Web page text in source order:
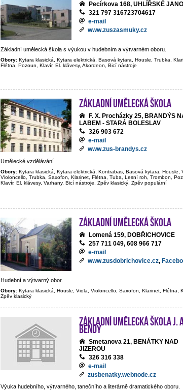
Pecírkova 168, UHLÍŘSKÉ
321 797 316723704617
e-mail
www.zuszasmuky.cz
Základní umělecká škola s výukou v hudebním a výtvarném oboru.
Obory: Kytara klasická, Kytara elektrická, Basová kytara, Housle, Trubka,
Flétna, Pozoun, Klavír, El. klávesy, Akordeon, Bicí nástroje
Základní umělecká škola
F. X. Procházky 25, BRANDÝS
LABEM - STARÁ BOLESLAV
326 903 672
e-mail
www.zus-brandys.cz
Umělecké vzdělávání
Obory: Kytara klasická, Kytara elektrická, Kontrabas, Basová kytara, Housle,
Violoncello, Trubka, Saxofon, Klarinet, Flétna, Tuba, Lesní roh, Trombon,
Klavír, El. klávesy, Varhany, Bicí nástroje, Zpěv klasický, Zpěv populární
Základní umělecká škola
Lomená 159, DOBŘICHOVICE
257 711 049, 608 966 717
e-mail
www.zusdobrichovice.cz,
Hudební a výtvarný obor.
Obory: Kytara klasická, Housle, Viola, Violoncello, Saxofon, Klarinet, Flétna,
Zpěv klasický
Základní umělecká škola J. A.
Bendy
Smetanova 21, BENÁTKY NAD
JIZEROU
326 316 338
e-mail
zusbenatky.webnode.cz
Výuka hudebního, výtvarného, tanečního a literárně dramatického oboru.